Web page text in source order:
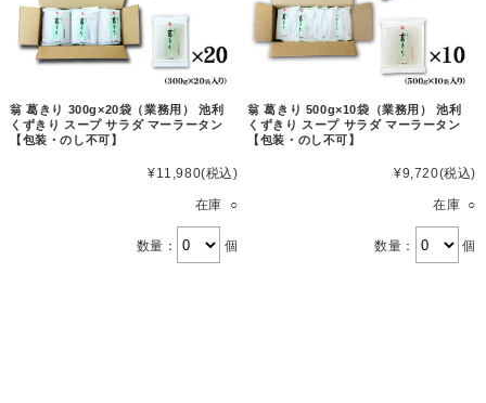
翁 葛きり 300g×20袋（業務用） 池利
くずきり スープ サラダ マーラータン
【包装・のし不可】
¥11,980(税込)
在庫 ○
数量： 個
翁 葛きり 500g×10袋（業務用） 池利
くずきり スープ サラダ マーラータン
【包装・のし不可】
¥9,720(税込)
在庫 ○
数量： 個